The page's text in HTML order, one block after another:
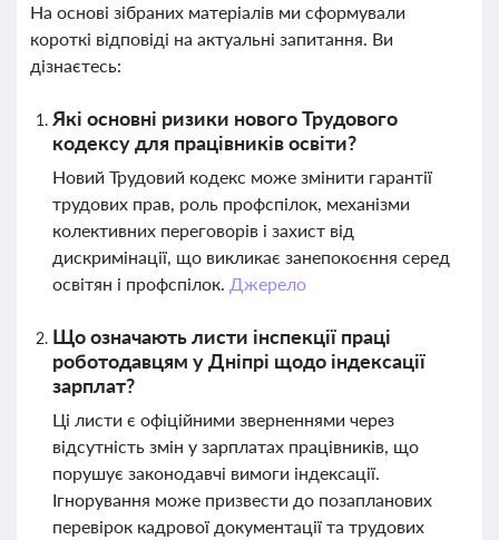
На основі зібраних матеріалів ми сформували
короткі відповіді на актуальні запитання. Ви
дізнаєтесь:
Які основні ризики нового Трудового
кодексу для працівників освіти?
Новий Трудовий кодекс може змінити гарантії
трудових прав, роль профспілок, механізми
колективних переговорів і захист від
дискримінації, що викликає занепокоєння серед
освітян і профспілок. Джерело
Що означають листи інспекції праці
роботодавцям у Дніпрі щодо індексації
зарплат?
Ці листи є офіційними зверненнями через
відсутність змін у зарплатах працівників, що
порушує законодавчі вимоги індексації.
Ігнорування може призвести до позапланових
перевірок кадрової документації та трудових